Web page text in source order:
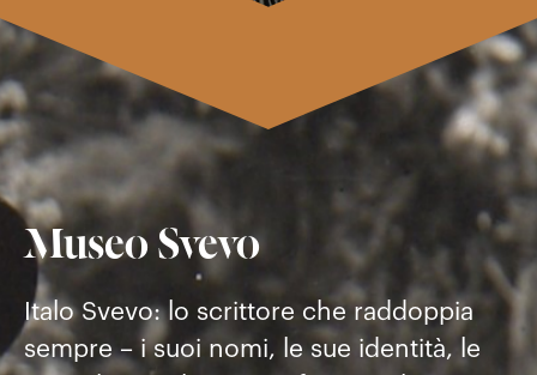
Museo Svevo
Italo Svevo: lo scrittore che raddoppia
sempre – i suoi nomi, le sue identità, le